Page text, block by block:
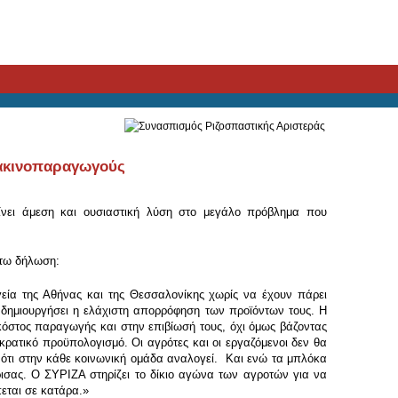
άμεση και ουσιαστική λύση στο μεγάλο πρόβλημα που
δήλωση:
της Αθήνας και της Θεσσαλονίκης χωρίς να έχουν πάρει
η ελάχιστη απορρόφηση των προϊόντων τους. Η
παραγωγής και στην επιβίωσή τους, όχι όμως βάζοντας
προϋπολογισμό. Οι αγρότες και οι εργαζόμενοι δεν θα
στην κάθε κοινωνική ομάδα αναλογεί. Και ενώ τα μπλόκα
Ο ΣΥΡΙΖΑ στηρίζει το δίκιο αγώνα των αγροτών για να
σε κατάρα.»